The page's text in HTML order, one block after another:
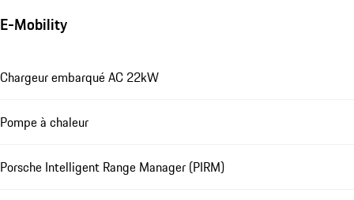
E-Mobility
Chargeur embarqué AC 22kW
Pompe à chaleur
Porsche Intelligent Range Manager (PIRM)